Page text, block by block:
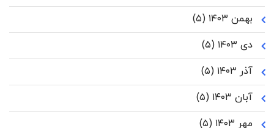
بهمن ۱۴۰۳
(۵)
دی ۱۴۰۳
(۵)
آذر ۱۴۰۳
(۵)
آبان ۱۴۰۳
(۵)
مهر ۱۴۰۳
(۵)